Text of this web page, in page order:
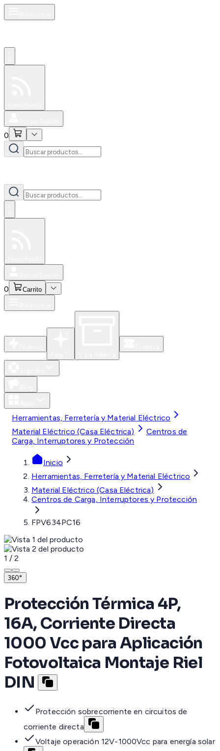
0
0 Carrito
Herramientas, Ferretería y Material Eléctrico
Material Eléctrico (Casa Eléctrica)
Centros de
Carga, Interruptores y Protección
Inicio
Herramientas, Ferretería y Material Eléctrico
Material Eléctrico (Casa Eléctrica)
Centros de Carga, Interruptores y Protección
FPV634PC16
1 / 2
360°
Protección Térmica 4P,
16A, Corriente Directa
1000 Vcc para Aplicación
Fotovoltaica Montaje Riel
DIN
Protección sobrecorriente en circuitos de
corriente directa
Voltaje operación 12V-1000Vcc para energía solar